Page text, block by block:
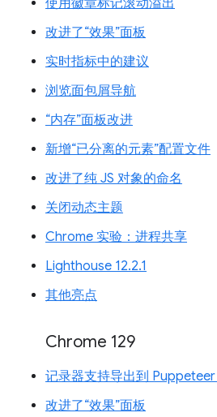
使用徽章标记滚动溢出
改进了“效果”面板
实时指标中的建议
浏览面包屑导航
“内存”面板改进
新增“已分离的元素”配置文件
改进了纯 JS 对象的命名
关闭动态主题
Chrome 实验：进程共享
Lighthouse 12.2.1
其他亮点
Chrome 129
记录器支持导出到 Puppeteer
改进了“效果”面板